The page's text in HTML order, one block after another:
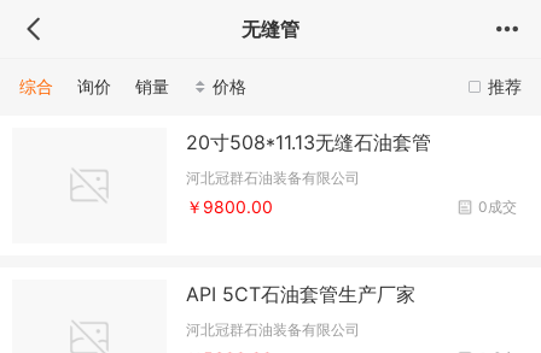
无缝管
推荐
综合 询价 销量 价格
20寸508*11.13无缝石油套管
河北冠群石油装备有限公司
0成交
￥9800.00
API 5CT石油套管生产厂家
河北冠群石油装备有限公司